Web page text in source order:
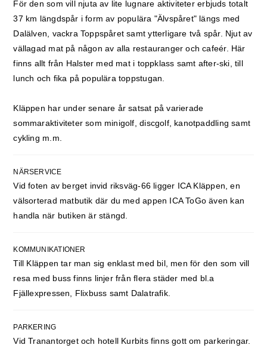
För den som vill njuta av lite lugnare aktiviteter erbjuds totalt
37 km längdspår i form av populära "Älvspåret" längs med
Dalälven, vackra Toppspåret samt ytterligare två spår. Njut av
vällagad mat på någon av alla restauranger och cafeér. Här
finns allt från Halster med mat i toppklass samt after-ski, till
lunch och fika på populära toppstugan.
Kläppen har under senare år satsat på varierade
sommaraktiviteter som minigolf, discgolf, kanotpaddling samt
cykling m.m.
NÄRSERVICE
Vid foten av berget invid riksväg-66 ligger ICA Kläppen, en
välsorterad matbutik där du med appen ICA ToGo även kan
handla när butiken är stängd.
KOMMUNIKATIONER
Till Kläppen tar man sig enklast med bil, men för den som vill
resa med buss finns linjer från flera städer med bl.a
Fjällexpressen, Flixbuss samt Dalatrafik.
PARKERING
Vid Tranantorget och hotell Kurbits finns gott om parkeringar.